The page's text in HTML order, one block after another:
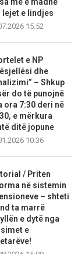
lejet e lindjes
15:52
e NP
dhe
– Shkup
do të punojnë
ora 7:30 deri në
e mërkura
ditë jopune
10:36
/ Priten
në sistemin
– shteti
ta marrë
e dytë nga
e